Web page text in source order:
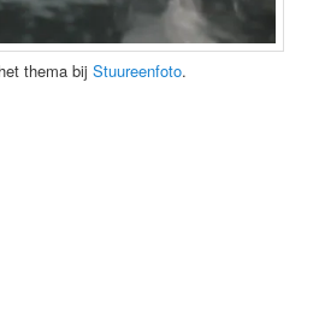
thema bijStuureenfoto.